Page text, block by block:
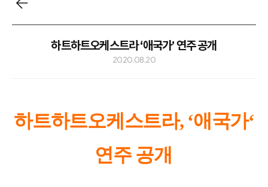
하트하트오케스트라 ‘애국가’ 연주 공개
2020.08.20
하트하트오케스트라, ‘애국가‘
연주 공개